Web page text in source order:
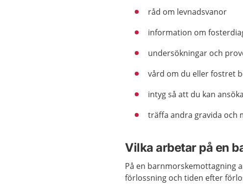
råd om levnadsvanor
information om
undersökningar och
vård om du eller fostret
intyg så att du kan
träffa andra gravida och
Vilka arbetar på en
På en barnmorskemottagning
förlossning och tiden efter